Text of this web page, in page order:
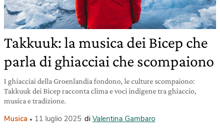
Takkuuk: la musica dei Bicep che
parla di ghiacciai che scompaiono
I ghiacciai della Groenlandia fondono, le culture scompaiono:
Takkuuk dei Bicep racconta clima e voci indigene tra ghiaccio,
musica e tradizione.
Musica 11 luglio 2025 di Valentina Gambaro